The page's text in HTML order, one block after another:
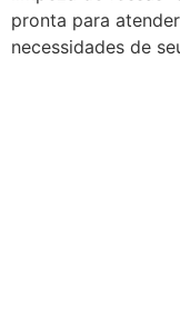
pronta para
necessidades de